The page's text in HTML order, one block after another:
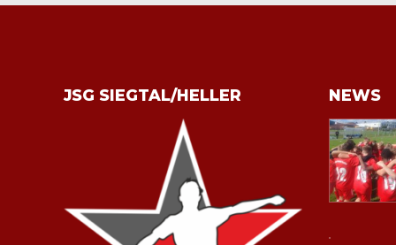
JSG SIEGTAL/HELLER NEWS